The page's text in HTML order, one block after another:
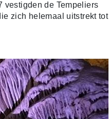
vestigden de Tempeliers
zich helemaal uitstrekt tot